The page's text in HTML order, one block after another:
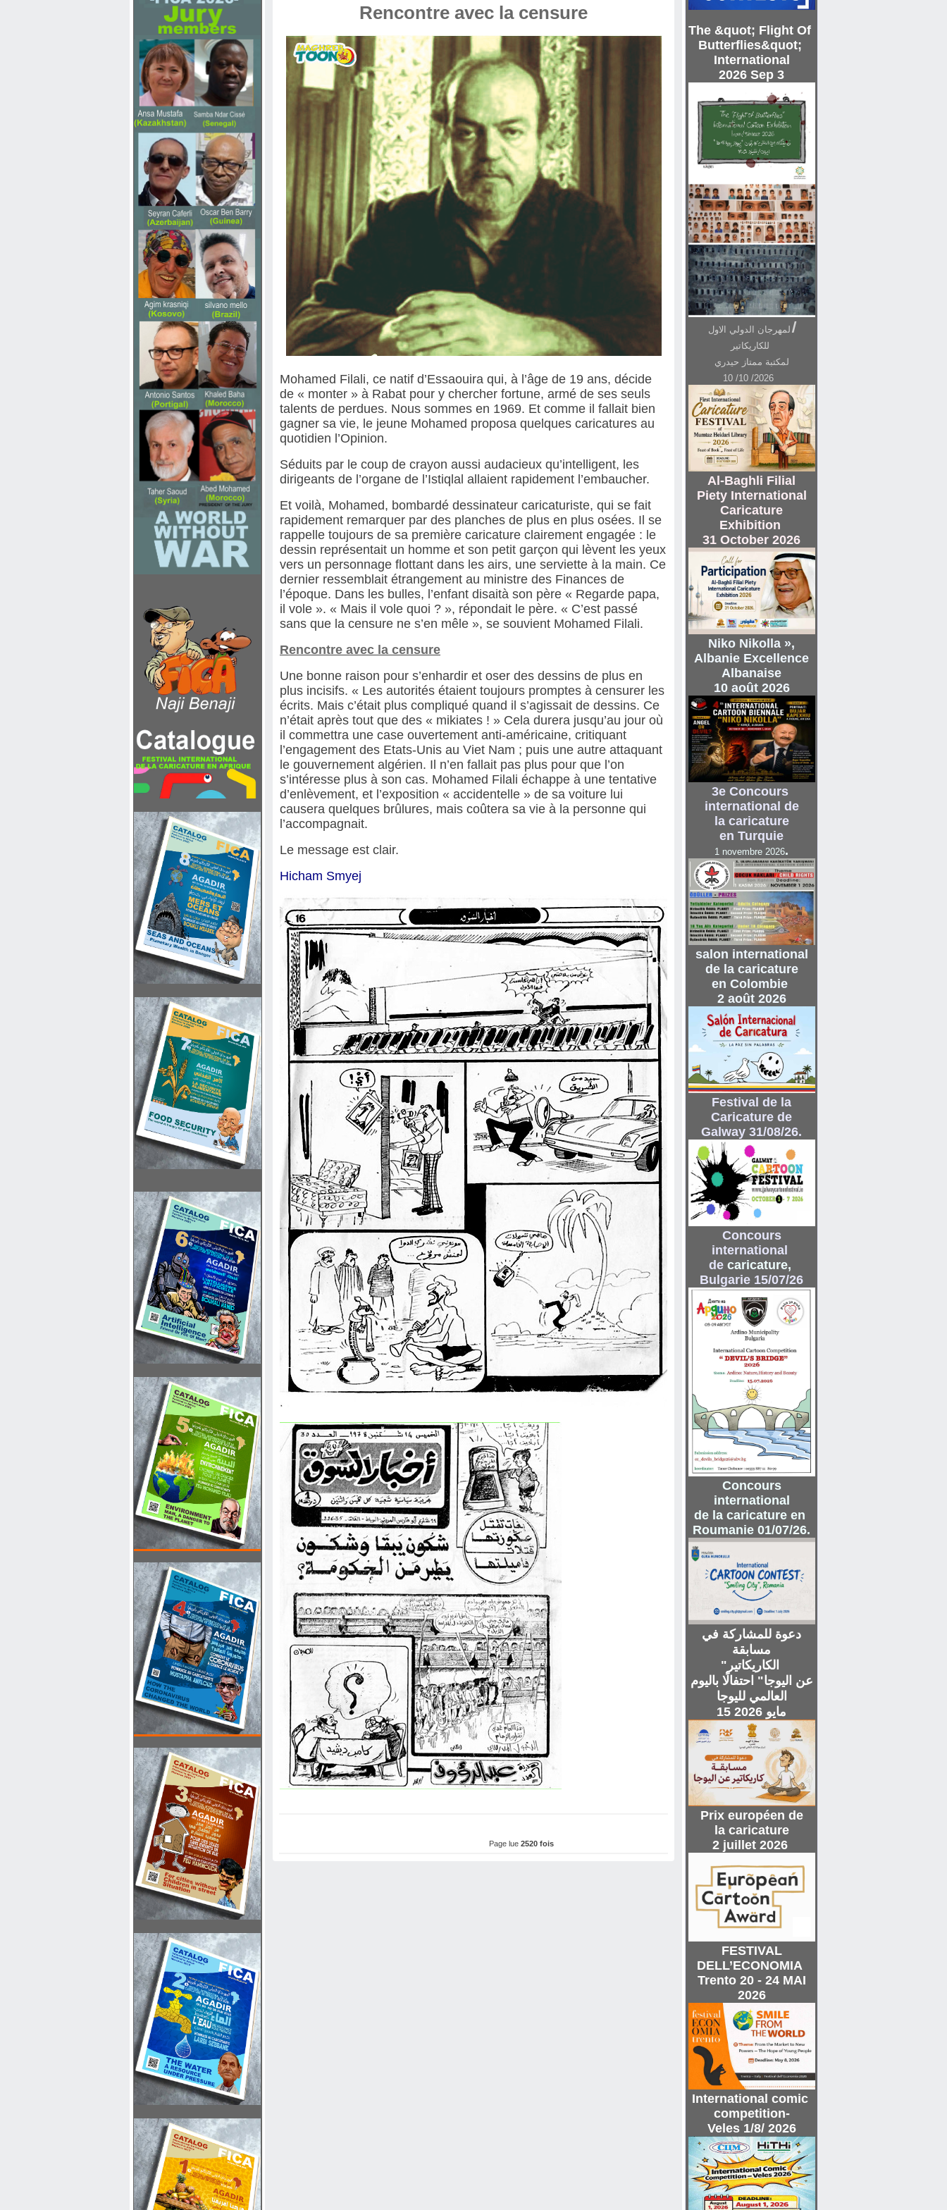
Rencontre avec la censure
Mohamed Filali, ce natif d’Essaouira qui, à l’âge de 19 ans, décide
de « monter » à Rabat pour y chercher fortune, armé de ses seuls
talents de perdues. Nous sommes en 1969. Et comme il fallait bien
gagner sa vie, le jeune Mohamed proposa quelques caricatures au
quotidien l’Opinion.
Séduits par le coup de crayon aussi audacieux qu’intelligent, les
dirigeants de l’organe de l’Istiqlal allaient rapidement l’embaucher.
Et voilà, Mohamed, bombardé dessinateur caricaturiste, qui se fait
rapidement remarquer par des planches de plus en plus osées. Il se
rappelle toujours de sa première caricature clairement engagée : le
dessin représentait un homme et son petit garçon qui lèvent les yeux
vers un personnage flottant dans les airs, une serviette à la main. Ce
dernier ressemblait étrangement au ministre des Finances de
l’époque. Dans les bulles, l’enfant disaità son père « Regarde papa,
il vole ». « Mais il vole quoi ? », répondait le père. « C’est passé
sans que la censure ne s’en mêle », se souvient Mohamed Filali.
Rencontre avec la censure
Une bonne raison pour s’enhardir et oser des dessins de plus en
plus incisifs. « Les autorités étaient toujours promptes à censurer les
écrits. Mais c’était plus compliqué quand il s’agissait de dessins. Ce
n’était après tout que des « mikiates ! » Cela durera jusqu’au jour où
il commettra une case ouvertement anti-américaine, critiquant
l’engagement des Etats-Unis au Viet Nam ; puis une autre attaquant
le gouvernement algérien. Il n’en fallait pas plus pour que l’on
s’intéresse plus à son cas. Mohamed Filali échappe à une tentative
d’enlèvement, et l’exposition « accidentelle » de sa voiture lui
causera quelques brûlures, mais coûtera sa vie à la personne qui
l’accompagnait.
Le message est clair.
Hicham Smyej
Page lue 2520 fois
The &quot; Flight Of
Butterflies&quot;
International
2026 Sep 3
ا لمهرجان الدولي الاول
لمکتبة ممتاز حیدري
10 /10 /2026
Al-Baghli Filial
Piety International
Caricature
Exhibition
31 October 2026
Niko Nikolla »,
Albanie Excellence
Albanaise
10 août 2026
3e Concours
international de
lacaricature
en Turquie
1 novembre 2026.
salon international
de la caricature
en Colombie
2 août 2026
Festival de la
Caricature de
Galway 31/08/26.
Concours
international
de caricature,
Bulgarie 15/07/26
Concours
international
de la caricature en
Roumanie 01/07/26.
دعوة للمشاركة في
مسابقة
عن اليوجا" احتفالًا باليوم
العالمي لليوجا
Prix européen de
la caricature
2 juillet 2026
FESTIVAL
DELL’ECONOMIA
Trento 20 - 24 MAI
2026
International comic
competition-
Veles 1/8/ 2026